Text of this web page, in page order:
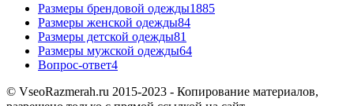
Размеры брендовой одежды1885
Размеры женской одежды84
Размеры детской одежды81
Размеры мужской одежды64
Вопрос-ответ4
© VseoRazmerah.ru 2015-2023 - Копирование материалов,